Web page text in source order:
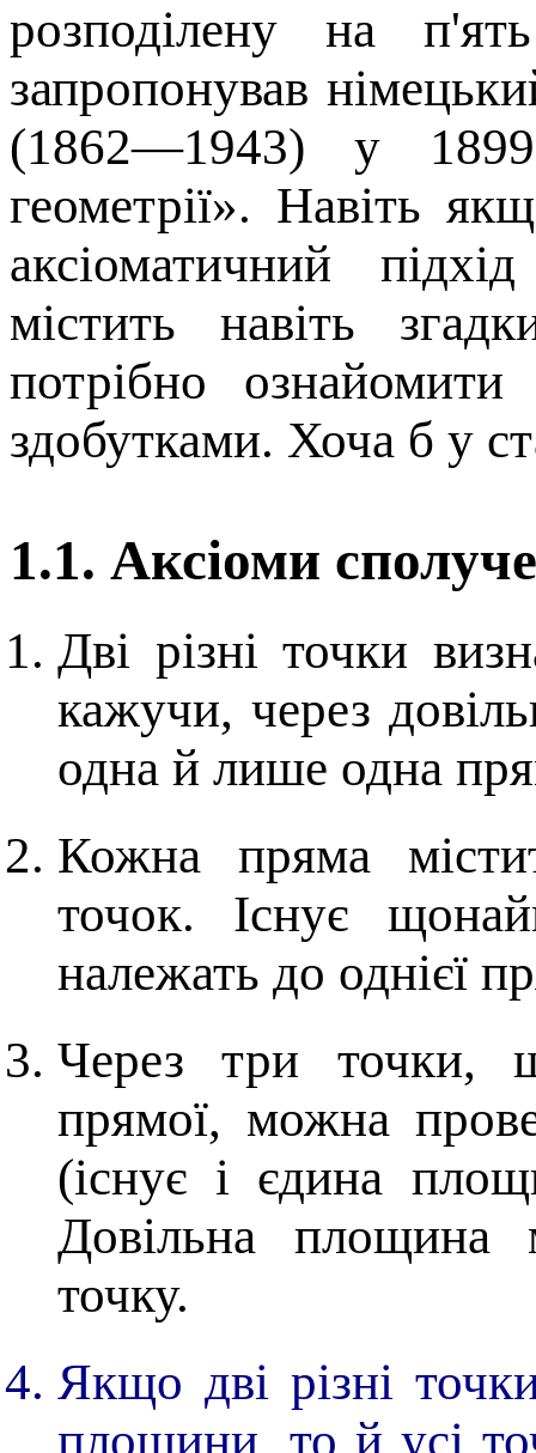
розподілену на
запропонував
(1862—1943) у
геометрії». Навіть
аксіоматичний
містить навіть
потрібно
здобутками. Хоча б у
1.1. Аксіоми
Дві різні точки
кажучи, через
одна й лише одна
Кожна пряма
точок. Існує
належать до однієї
Через три точки,
прямої, можна
(існує і єдина
Довільна площина
точку.
Якщо дві різні
площини, то й усі